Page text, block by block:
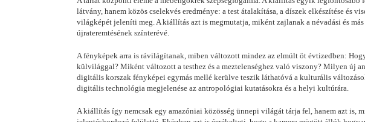
látvány, hanem közös cselekvés eredménye: a test átalakítása, a díszek elkészítése és
világképét jeleníti meg. A kiállítás azt is megmutatja, miként zajlanak a névadási és
újrateremtésének színterévé.
A fényképek arra is rávilágítanak, miben változott mindez az elmúlt öt évtizedben:
külvilággal? Miként változott a testhez és a meztelenséghez való viszony? Milyen új
digitális korszak fényképei egymás mellé kerülve teszik láthatóvá a kulturális
digitális technológia megjelenése az antropológiai kutatásokra és a helyi kultúrára.
A kiállítás így nemcsak egy amazóniai közösség ünnepi világát tárja fel, hanem azt is,